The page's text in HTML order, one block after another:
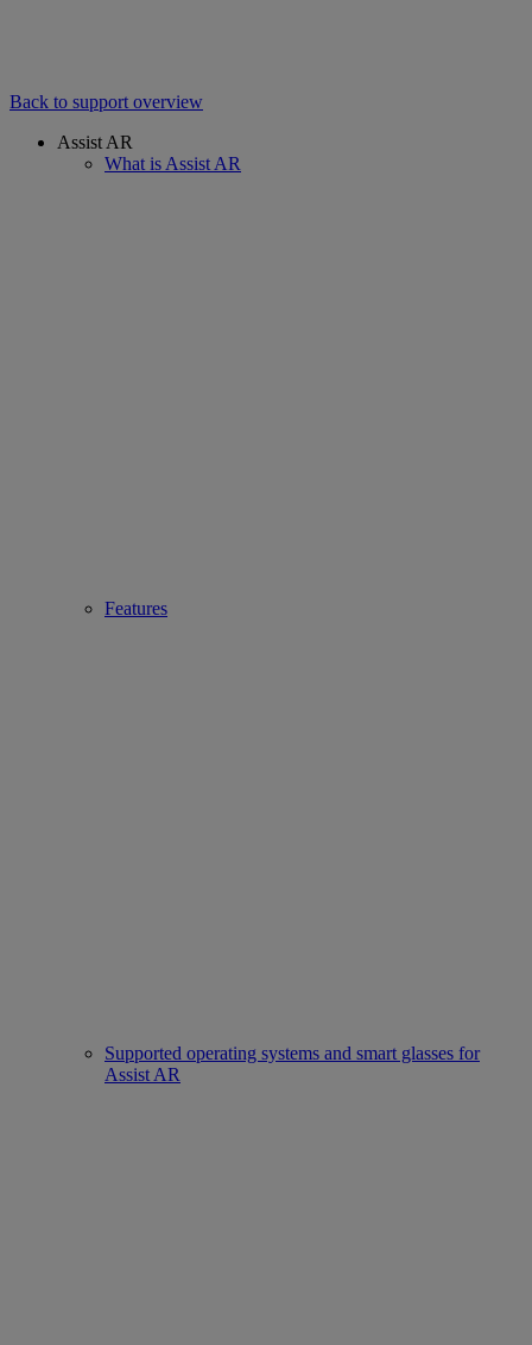
Back to support overview
Assist AR
What is Assist AR
Features
Supported operating systems and smart glasses for
Assist AR